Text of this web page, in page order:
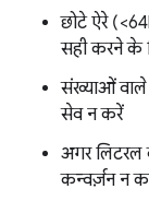
छोटे ऐरे
सही करने के
संख्याओं
सेव न करें
अगर लिटरल
कन्वर्ज़न न